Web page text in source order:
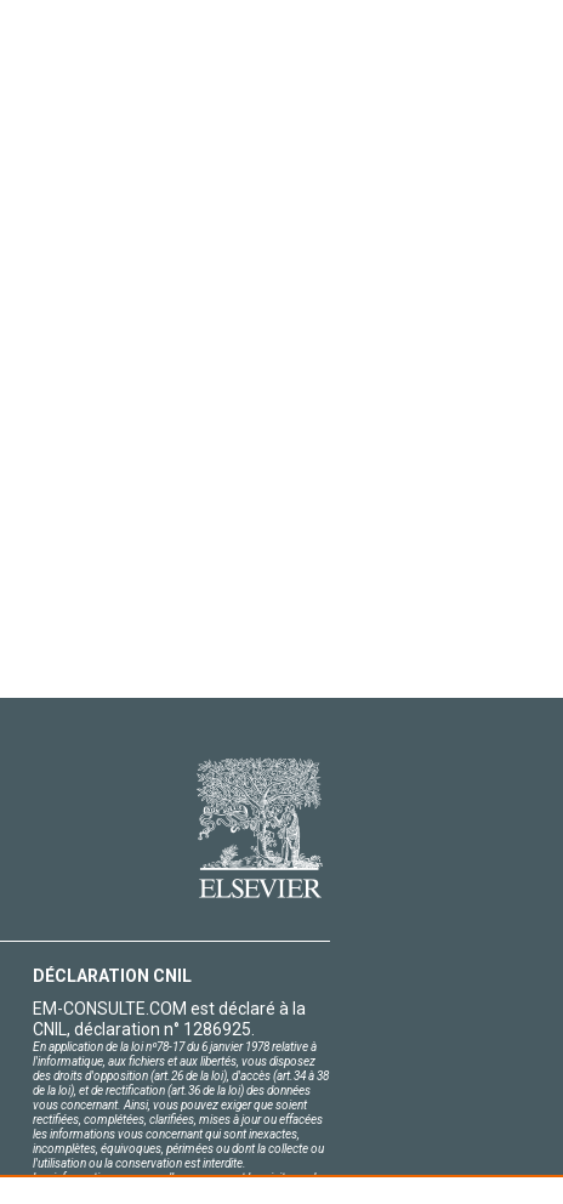
DÉCLARATION CNIL
EM-CONSULTE.COM est déclaré à la
CNIL, déclaration n° 1286925.
En application de la loi nº78-17 du 6 janvier 1978 relative à
l'informatique, aux fichiers et aux libertés, vous disposez
des droits d'opposition (art.26 de la loi), d'accès (art.34 à 38
de la loi), et de rectification (art.36 de la loi) des données
vous concernant. Ainsi, vous pouvez exiger que soient
rectifiées, complétées, clarifiées, mises à jour ou effacées
les informations vous concernant qui sont inexactes,
incomplètes, équivoques, périmées ou dont la collecte ou
l'utilisation ou la conservation est interdite.
Les informations personnelles concernant les visiteurs de